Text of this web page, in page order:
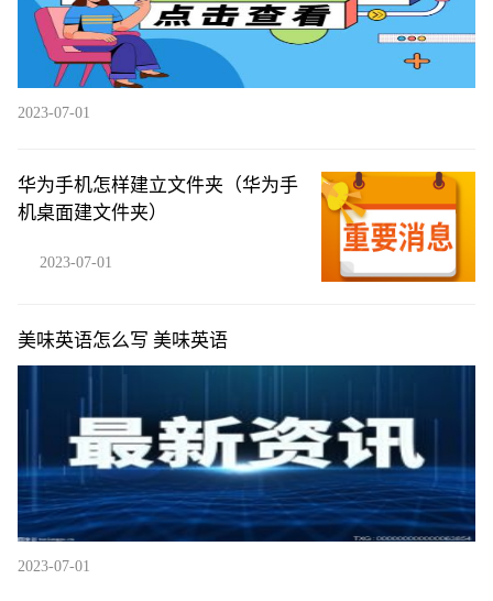
2023-07-01
华为手机怎样建立文件夹（华为手
机桌面建文件夹）
2023-07-01
美味英语怎么写 美味英语
2023-07-01